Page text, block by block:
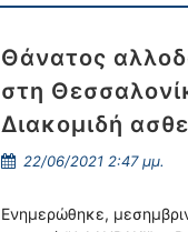
Θάνατος
στη
Διακομιδή
22/06/2021 2:47 μμ.
Ενημερώθηκε,